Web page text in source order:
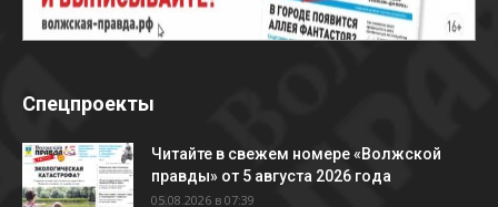
Спецпроекты
Читайте в свежем номере «Волжской
правды» от 5 августа 2026 года
05.08.2026 в 07:39